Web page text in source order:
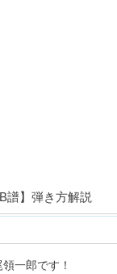
譜】弾き方解説
一郎です！